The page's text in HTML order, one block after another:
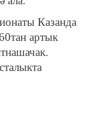
Казанда
артык